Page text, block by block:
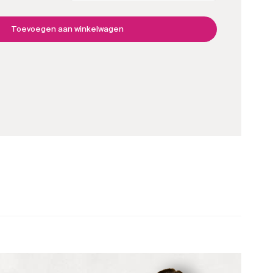
aantal
Toevoegen aan winkelwagen